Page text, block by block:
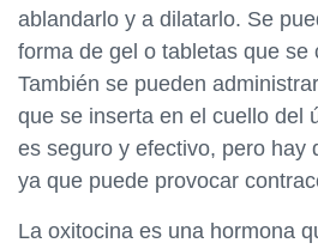
ablandarlo y a dilatarlo. Se
forma de gel o tabletas que se
También se pueden
que se inserta en el cuello del
es seguro y efectivo, pero hay
ya que puede provocar
La oxitocina es una hormona